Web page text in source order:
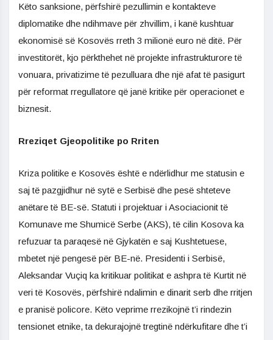
Këto sanksione, përfshirë pezullimin e kontakteve
diplomatike dhe ndihmave për zhvillim, i kanë kushtuar
ekonomisë së Kosovës rreth 3 milionë euro në ditë. Për
investitorët, kjo përkthehet në projekte infrastrukturore të
vonuara, privatizime të pezulluara dhe një afat të pasigurt
për reformat rregullatore që janë kritike për operacionet e
biznesit.
Rreziqet Gjeopolitike po Rriten
Kriza politike e Kosovës është e ndërlidhur me statusin e
saj të pazgjidhur në sytë e Serbisë dhe pesë shteteve
anëtare të BE-së. Statuti i projektuar i Asociacionit të
Komunave me Shumicë Serbe (AKS), të cilin Kosova ka
refuzuar ta paraqesë në Gjykatën e saj Kushtetuese,
mbetet një pengesë për BE-në. Presidenti i Serbisë,
Aleksandar Vuçiq ka kritikuar politikat e ashpra të Kurtit në
veri të Kosovës, përfshirë ndalimin e dinarit serb dhe rritjen
e pranisë policore. Këto veprime rrezikojnë t’i rindezin
tensionet etnike, ta dekurajojnë tregtinë ndërkufitare dhe t’i